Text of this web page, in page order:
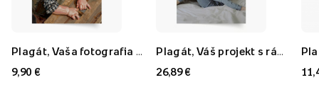
9,90 €
26,89 €